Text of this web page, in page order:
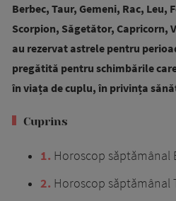
Berbec, Taur, Gemeni, Rac, Leu,
Scorpion, Săgetător, Capricorn,
au rezervat astrele pentru
pregătită pentru schimbările
în viața de cuplu, în privința
Cuprins
1 Horoscop săptămânal
2 Horoscop săptămânal